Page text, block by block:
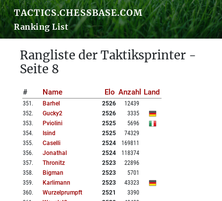
TACTICS.CHESSBASE.COM
Ranking List
Rangliste der Taktiksprinter -
Seite 8
# Name Elo Anzahl Land
351 . Barhel 2526
12439
352. Gucky2 2526
3335
353. Pviolini 2525
5696
354. Isind 2525
74329
355. Caselli 2524
169811
356. Jonathal 2524
118374
357. Thronitz 2523
22896
358. Bigman 2523
5701
359. Karlimann 2523
43323
360. Wurzelprumpft 2521
3390